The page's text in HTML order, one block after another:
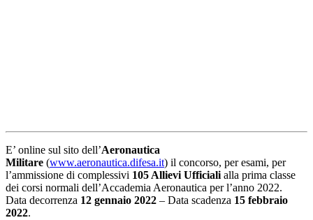
E’ online sul sito dell’Aeronautica
Militare (www.aeronautica.difesa.it) il concorso, per esami, per
l’ammissione di complessivi 105 Allievi Ufficiali alla prima classe
dei corsi normali dell’Accademia Aeronautica per l’anno 2022.
Data decorrenza 12 gennaio 2022 – Data scadenza 15 febbraio
2022.